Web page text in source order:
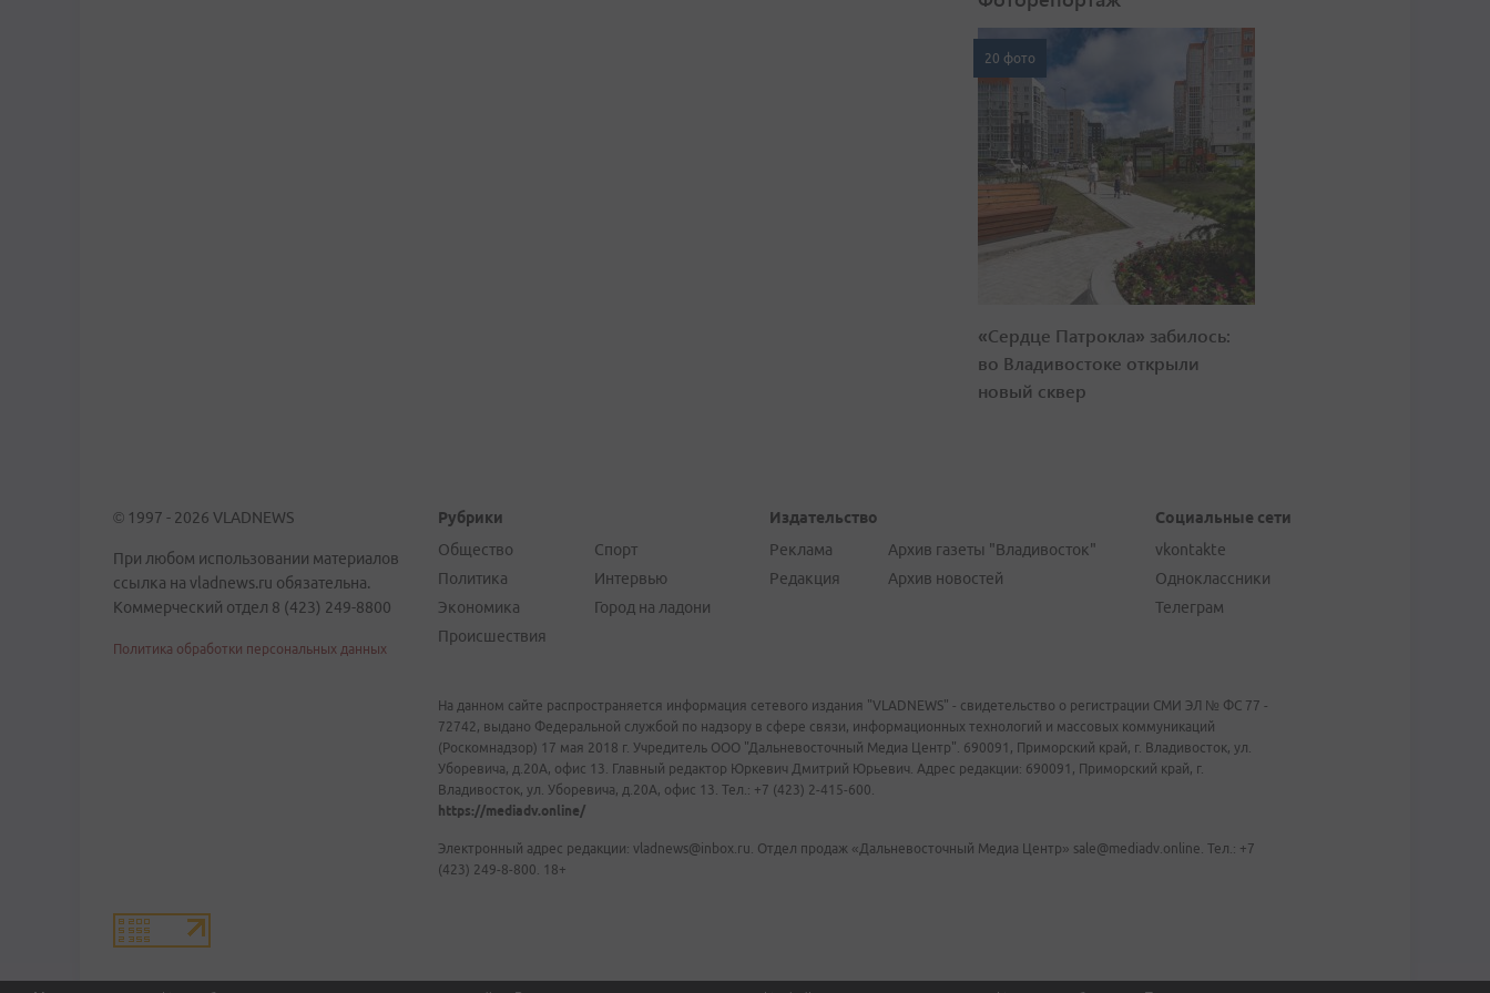
20 фото
«Сердце Патрокла» забилось:
во Владивостоке открыли
новый сквер
© 1997 - 2026 VLADNEWS
При любом использовании материалов
ссылка на vladnews.ru обязательна.
Коммерческий отдел 8 (423) 249-8800
Политика обработки персональных данных
Рубрики
Общество
Политика
Экономика
Происшествия
Спорт
Интервью
Город на ладони
Издательство
Реклама
Редакция
Архив газеты "Владивосток"
Архив новостей
Социальные сети
vkontakte
Одноклассники
Телеграм
На данном сайте распространяется информация сетевого издания "VLADNEWS" - свидетельство о регистрации СМИ ЭЛ № ФС 77 -
72742, выдано Федеральной службой по надзору в сфере связи, информационных технологий и массовых коммуникаций
(Роскомнадзор) 17 мая 2018 г. Учредитель ООО "Дальневосточный Медиа Центр". 690091, Приморский край, г. Владивосток, ул.
Уборевича, д.20А, офис 13. Главный редактор Юркевич Дмитрий Юрьевич. Адрес редакции: 690091, Приморский край, г.
Владивосток, ул. Уборевича, д.20А, офис 13. Тел.: +7 (423) 2-415-600.
https://mediadv.online/
Электронный адрес редакции: vladnews@inbox.ru. Отдел продаж «Дальневосточный Медиа Центр» sale@mediadv.online. Тел.: +7
(423) 249-8-800. 18+